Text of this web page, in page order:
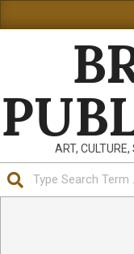
to
Navigation
ART,